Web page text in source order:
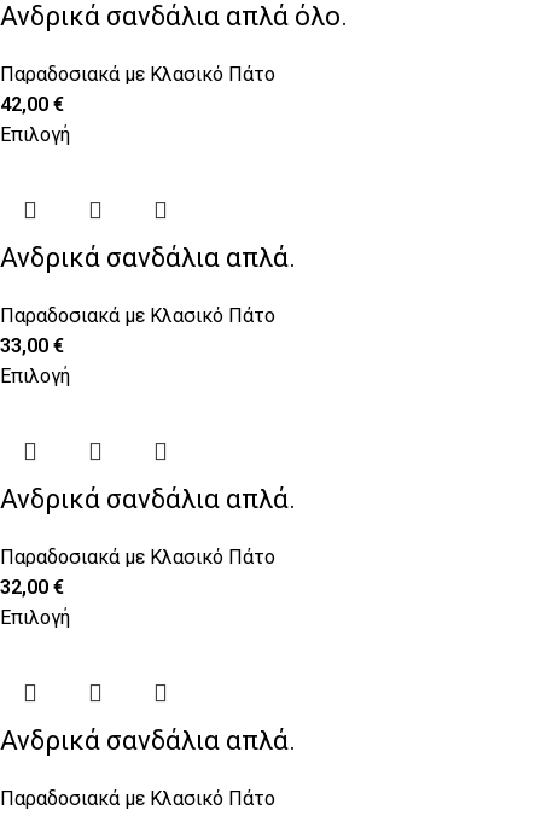
Ανδρικά σανδάλια απλά όλο.
Παραδοσιακά με Κλασικό Πάτο
42,00 €
Επιλογή
Ανδρικά σανδάλια απλά.
Παραδοσιακά με Κλασικό Πάτο
33,00 €
Επιλογή
Ανδρικά σανδάλια απλά.
Παραδοσιακά με Κλασικό Πάτο
32,00 €
Επιλογή
Ανδρικά σανδάλια απλά.
Παραδοσιακά με Κλασικό Πάτο